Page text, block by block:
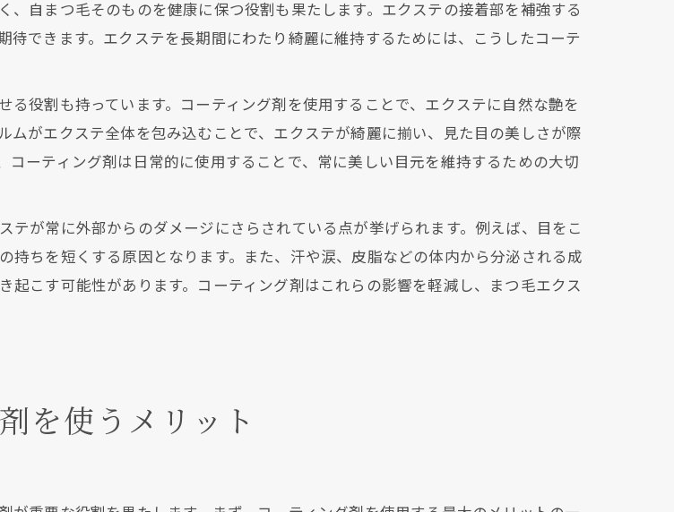
自まつ毛そのものを健康に保つ役割も果たします。エクステの接着部を補強する
できます。エクステを長期間にわたり綺麗に維持するためには、こうしたコーテ
役割も持っています。コーティング剤を使用することで、エクステに自然な艶を
がエクステ全体を包み込むことで、エクステが綺麗に揃い、見た目の美しさが際
ーティング剤は日常的に使用することで、常に美しい目元を維持するための大切
が常に外部からのダメージにさらされている点が挙げられます。例えば、目をこ
ちを短くする原因となります。また、汗や涙、皮脂などの体内から分泌される成
こす可能性があります。コーティング剤はこれらの影響を軽減し、まつ毛エクス
を使うメリット